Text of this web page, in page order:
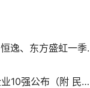
总收入超
山东高端化工/新材料产业民营企业10强公布（附 民企百强榜单）